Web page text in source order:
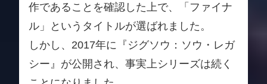
作であることを確認した上で、「ファイナ
ル」というタイトルが選ばれました。
しかし、2017年に『ジグソウ：ソウ・レガ
シー』が公開され、事実上シリーズは続く